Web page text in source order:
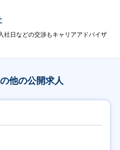
社日などの交渉もキャリアアドバイザ
他の公開求人